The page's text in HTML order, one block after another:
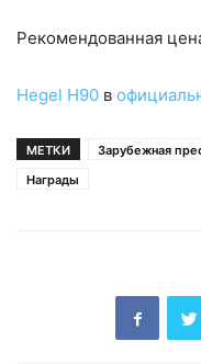
Рекомендованная
Hegel H90 в
МЕТКИ Зарубежная
Награды